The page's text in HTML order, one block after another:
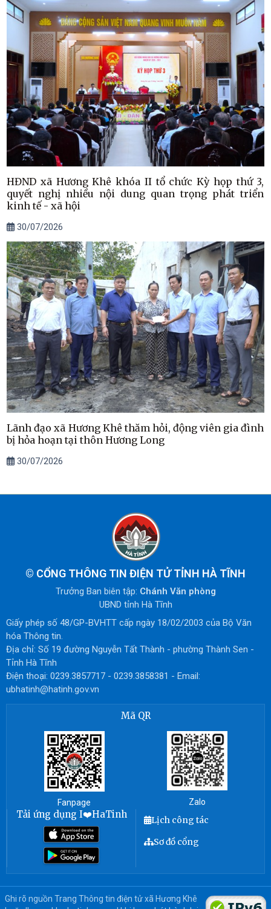
HĐND xã Hương Khê khóa II tổ chức Kỳ họp thứ 3,
quyết nghị nhiều nội dung quan trọng phát triển
kinh tế - xã hội
30/07/2026
Lãnh đạo xã Hương Khê thăm hỏi, động viên gia đình
bị hỏa hoạn tại thôn Hương Long
30/07/2026
© CỔNG THÔNG TIN ĐIỆN TỬ TỈNH HÀ TĨNH
Trưởng Ban biên tập: Chánh Văn phòng
UBND tỉnh Hà Tĩnh
Giấy phép số 48/GP-BVHTT cấp ngày 18/02/2003 của Bộ Văn
hóa Thông tin.
Địa chỉ: Số 19 đường Nguyễn Tất Thành - phường Thành Sen -
Tỉnh Hà Tĩnh
Điện thoại: 0239.3857717 - 0239.3858381 - Email:
ubhatinh@hatinh.gov.vn
Mã QR
Fanpage Zalo
Tải ứng dụng I❤️HaTinh
Lịch công tác
Sơ đồ cổng
Ghi rõ nguồn Trang Thông tin điện tử xã Hương Khê